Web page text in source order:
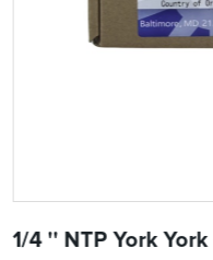
1/4 '' NTP York